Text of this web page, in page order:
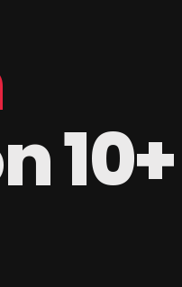
10+